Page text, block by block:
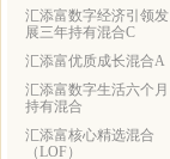
汇添富数字经济引领发
展三年持有混合C
汇添富优质成长混合A
汇添富数字生活六个月
持有混合
汇添富核心精选混合
（LOF）